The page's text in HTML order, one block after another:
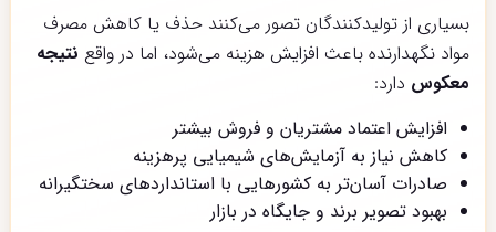
بسیاری از تولیدکنندگان تصور می‌کنند حذف یا کاهش مصرف
مواد نگهدارنده باعث افزایش هزینه می‌شود، اما در واقع نتیجه
معکوس دارد:
افزایش اعتماد مشتریان و فروش بیشتر
کاهش نیاز به آزمایش‌های شیمیایی پرهزینه
صادرات آسان‌تر به کشورهایی با استانداردهای سختگیرانه
بهبود تصویر برند و جایگاه در بازار